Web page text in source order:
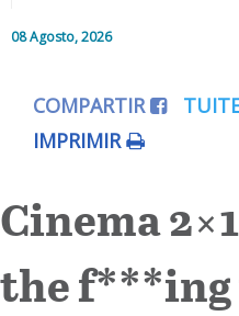
08 Agosto, 2026
Editorial
Colaboradores
Internacional
COMPARTIR
IMPRIMIR
Cinema
the